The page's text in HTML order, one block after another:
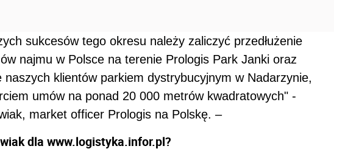
sukcesów tego okresu należy zaliczyć przedłużenie
najmu w Polsce na terenie Prologis Park Janki oraz
klientów parkiem dystrybucyjnym w Nadarzynie,
umów na ponad 20 000 metrów kwadratowych" -
market officer Prologis na Polskę. –
dla www.logistyka.infor.pl?